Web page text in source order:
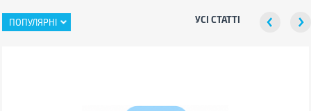
ПОПУЛЯРНІ УСІ СТАТТІ